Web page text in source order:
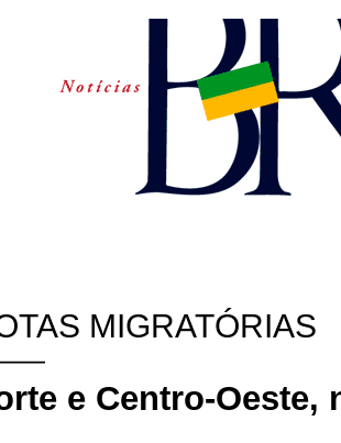
MIGRATÓRIAS
e Centro-